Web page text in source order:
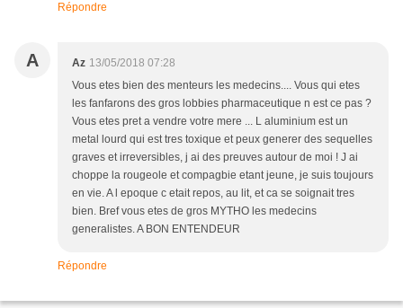
Répondre
A Az 13/05/2018 07:28
Vous etes bien des menteurs les medecins.... Vous qui etes
les fanfarons des gros lobbies pharmaceutique n est ce pas ?
Vous etes pret a vendre votre mere ... L aluminium est un
metal lourd qui est tres toxique et peux generer des sequelles
graves et irreversibles, j ai des preuves autour de moi ! J ai
choppe la rougeole et compagbie etant jeune, je suis toujours
en vie. A l epoque c etait repos, au lit, et ca se soignait tres
bien. Bref vous etes de gros MYTHO les medecins
generalistes. A BON ENTENDEUR
Répondre